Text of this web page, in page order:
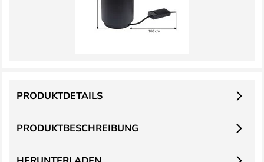
PRODUKTBESCHREIBUNG
PRODUKTDETAILS